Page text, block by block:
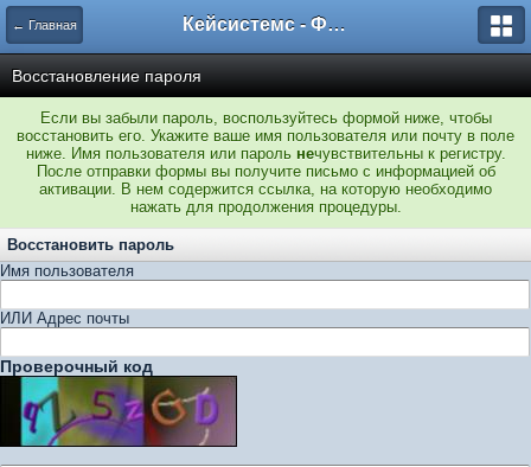
← Главная Кейсистемс - Форумы
Восстановление пароля
Если вы забыли пароль, воспользуйтесь формой ниже, чтобы
восстановить его. Укажите ваше имя пользователя или почту в поле
ниже. Имя пользователя или пароль нечувствительны к регистру.
После отправки формы вы получите письмо с информацией об
активации. В нем содержится ссылка, на которую необходимо
нажать для продолжения процедуры.
Восстановить пароль
Имя пользователя
ИЛИ Адрес почты
Проверочный код